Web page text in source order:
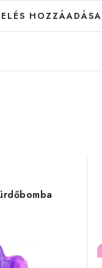
HOZZÁADÁSA